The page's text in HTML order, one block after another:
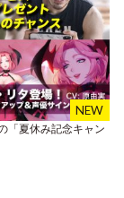
「夏休み記念キャン